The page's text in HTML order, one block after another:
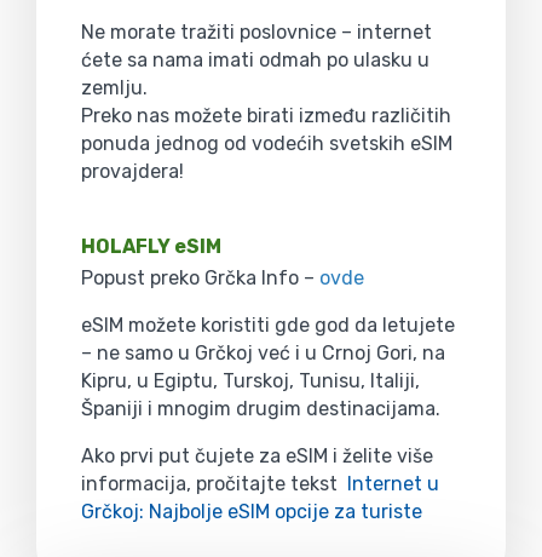
Ne morate tražiti poslovnice – internet
ćete sa nama imati odmah po ulasku u
zemlju.
Preko nas možete birati između različitih
ponuda jednog od vodećih svetskih eSIM
provajdera!
HOLAFLY eSIM
Popust preko Grčka Info – ovde
eSIM možete koristiti gde god da letujete
– ne samo u Grčkoj već i u Crnoj Gori, na
Kipru, u Egiptu, Turskoj, Tunisu, Italiji,
Španiji i mnogim drugim destinacijama.
Ako prvi put čujete za eSIM i želite više
informacija, pročitajte tekst Internet u
Grčkoj: Najbolje eSIM opcije za turiste